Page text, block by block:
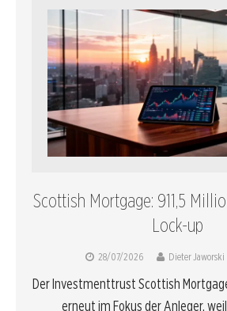
Scottish Mortgage: 911,5
Lock-up
28/07/2026 Dieter Jaworski
Der Investmenttrust Scottish
erneut im Fokus der Anleger,